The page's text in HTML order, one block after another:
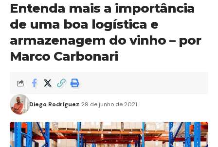
Entenda mais a importância
de uma boa logística e
armazenagem do vinho – por
Marco Carbonari
Diego Rodríguez 29 de junho de 2021